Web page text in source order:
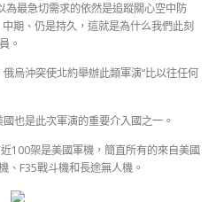
為最急切需求的依然是追蹤關心空中防
期、仍是持久，這就是為什么我們此刻
。
烏沖突使北約舉辦此類軍演“比以往任何
也是此次軍演的重要介入國之一。
100架是美國軍機，簡直所有的來自美國
、F35戰斗機和長途無人機。